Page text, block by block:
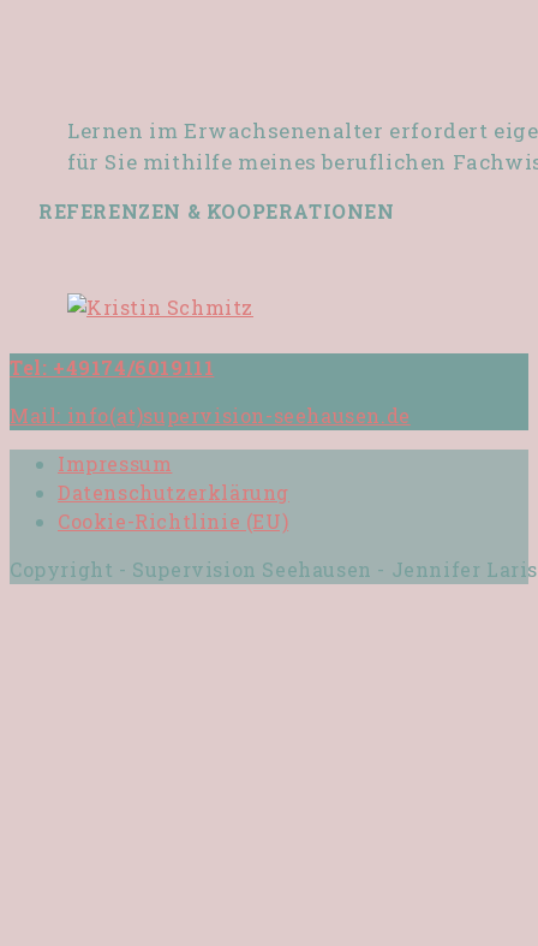
Lernen im Erwachsenenalter erfordert
für Sie mithilfe meines beruflichen
REFERENZEN & KOOPERATIONEN
Tel: +49174/6019111
Mail: info(at)supervision-seehausen.de
Impressum
Datenschutzerklärung
Cookie-Richtlinie (EU)
Copyright - Supervision Seehausen - Jennifer